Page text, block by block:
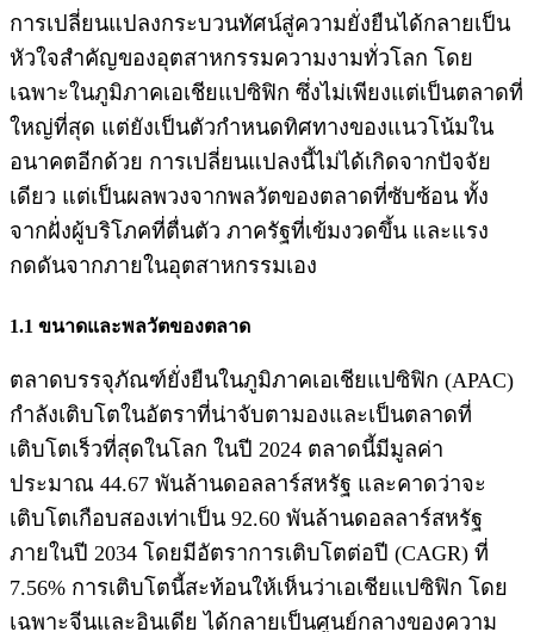
การเปลี่ยนแปลงกระบวนทัศน์สู่ความยั่งยืนได้กลายเป็น
หัวใจสำคัญของอุตสาหกรรมความงามทั่วโลก โดย
เฉพาะในภูมิภาคเอเชียแปซิฟิก ซึ่งไม่เพียงแต่เป็นตลาดที่
ใหญ่ที่สุด แต่ยังเป็นตัวกำหนดทิศทางของแนวโน้มใน
อนาคตอีกด้วย การเปลี่ยนแปลงนี้ไม่ได้เกิดจากปัจจัย
เดียว แต่เป็นผลพวงจากพลวัตของตลาดที่ซับซ้อน ทั้ง
จากฝั่งผู้บริโภคที่ตื่นตัว ภาครัฐที่เข้มงวดขึ้น และแรง
กดดันจากภายในอุตสาหกรรมเอง
1.1 ขนาดและพลวัตของตลาด
ตลาดบรรจุภัณฑ์ยั่งยืนในภูมิภาคเอเชียแปซิฟิก (APAC)
กำลังเติบโตในอัตราที่น่าจับตามองและเป็นตลาดที่
เติบโตเร็วที่สุดในโลก ในปี 2024 ตลาดนี้มีมูลค่า
ประมาณ 44.67 พันล้านดอลลาร์สหรัฐ และคาดว่าจะ
เติบโตเกือบสองเท่าเป็น 92.60 พันล้านดอลลาร์สหรัฐ
ภายในปี 2034 โดยมีอัตราการเติบโตต่อปี (CAGR) ที่
7.56% การเติบโตนี้สะท้อนให้เห็นว่าเอเชียแปซิฟิก โดย
เฉพาะจีนและอินเดีย ได้กลายเป็นศูนย์กลางของความ